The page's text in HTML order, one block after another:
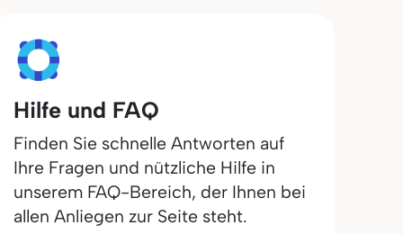
Hilfe und FAQ
Finden Sie schnelle Antworten auf
Ihre Fragen und nützliche Hilfe in
unserem FAQ-Bereich, der Ihnen bei
allen Anliegen zur Seite steht.